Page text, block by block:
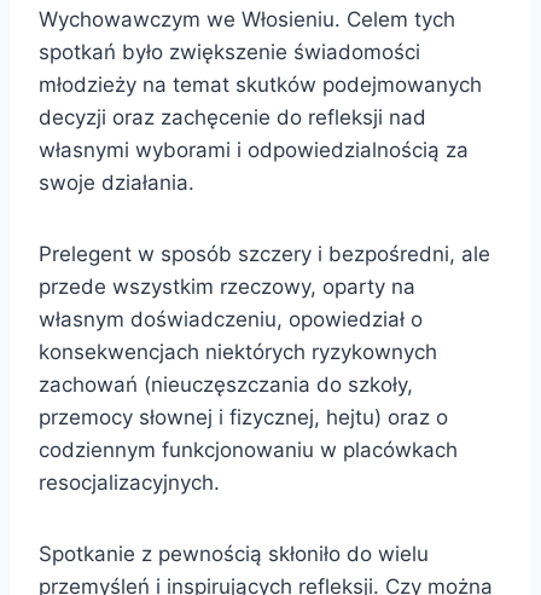
Wychowawczym we Włosieniu. Celem tych
spotkań było zwiększenie świadomości
młodzieży na temat skutków podejmowanych
decyzji oraz zachęcenie do refleksji nad
własnymi wyborami i odpowiedzialnością za
swoje działania.
Prelegent w sposób szczery i bezpośredni, ale
przede wszystkim rzeczowy, oparty na
własnym doświadczeniu, opowiedział o
konsekwencjach niektórych ryzykownych
zachowań (nieuczęszczania do szkoły,
przemocy słownej i fizycznej, hejtu) oraz o
codziennym funkcjonowaniu w placówkach
resocjalizacyjnych.
Spotkanie z pewnością skłoniło do wielu
przemyśleń i inspirujących refleksji. Czy można